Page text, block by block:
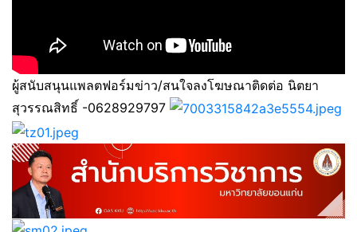
ผู้สนับสนุนแพลตฟอร์มข่าว/สนใจลงโฆษณาติดต่อ นิตยา
สุวรรณสิทธิ์ -0628929797